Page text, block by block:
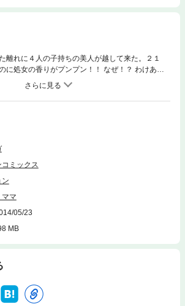
離れに４人の子持ちの美人が越して来た。２１
処女の香りがプンプン！！ なぜ！？ わけあり
真爛漫コケティッシュ豊満ボディ。男たちは彼女
で幸福気分。不思議な魅力を発散させて巻き起こ
！！
ミックス
ン
マ
05/23
MB